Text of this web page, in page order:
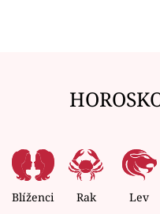
Blíženci Rak Lev